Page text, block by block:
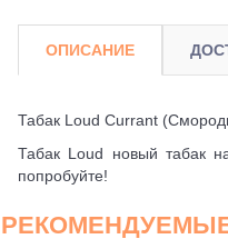
ОПИСАНИЕ
Табак Loud Currant
Табак Loud новый табак
попробуйте!